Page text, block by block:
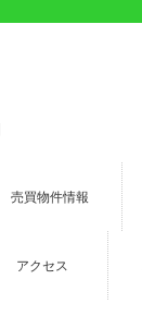
売買物件情報
アクセス